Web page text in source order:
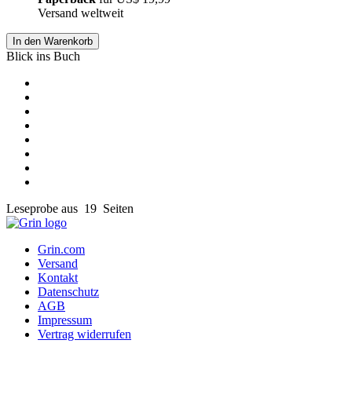
Versand weltweit
In den Warenkorb
Blick ins Buch
Leseprobe aus 19 Seiten
Grin.com
Versand
Kontakt
Datenschutz
AGB
Impressum
Vertrag widerrufen